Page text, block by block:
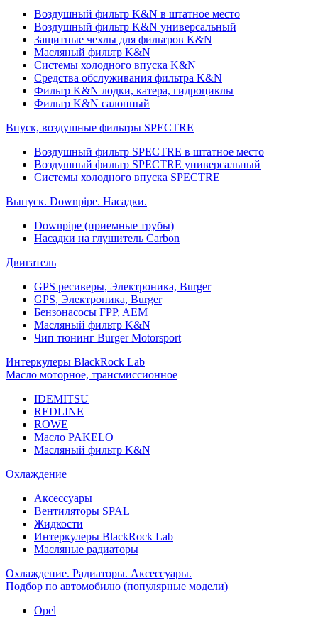
Воздушный фильтр K&N в штатное место
Воздушный фильтр K&N универсальный
Защитные чехлы для фильтров K&N
Масляный фильтр K&N
Системы холодного впуска K&N
Средства обслуживания фильтра K&N
Фильтр K&N лодки, катера, гидроциклы
Фильтр K&N салонный
Впуск, воздушные фильтры SPECTRE
Воздушный фильтр SPECTRE в штатное место
Воздушный фильтр SPECTRE универсальный
Системы холодного впуска SPECTRE
Выпуск. Downpipe. Насадки.
Downpipe (приемные трубы)
Насадки на глушитель Carbon
Двигатель
GPS ресиверы, Электроника, Burger
GPS, Электроника, Burger
Бензонасосы FPP, AEM
Масляный фильтр K&N
Чип тюнинг Burger Motorsport
Интеркулеры BlackRock Lab
Масло моторное, трансмиссионное
IDEMITSU
REDLINE
ROWE
Масло PAKELO
Масляный фильтр K&N
Охлаждение
Аксессуары
Вентиляторы SPAL
Жидкости
Интеркулеры BlackRock Lab
Масляные радиаторы
Охлаждение. Радиаторы. Аксессуары.
Подбор по автомобилю (популярные модели)
Opel